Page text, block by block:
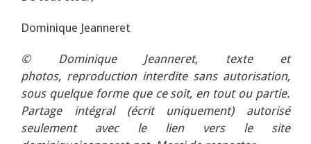
Dominique Jeanneret
© Dominique Jeanneret, texte et
photos, reproduction interdite sans autorisation,
sous quelque forme que ce soit, en tout ou partie.
Partage intégral (écrit uniquement) autorisé
seulement avec le lien vers le site